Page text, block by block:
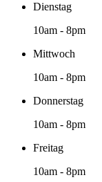
Dienstag
10am - 8pm
Mittwoch
10am - 8pm
Donnerstag
10am - 8pm
Freitag
10am - 8pm